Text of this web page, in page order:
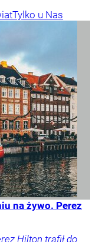
Tylko u Nas
na żywo. Perez
Hilton trafił do